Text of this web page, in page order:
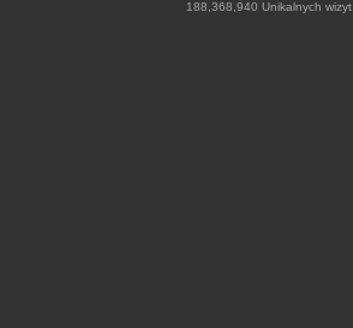
188,368,940 Unikalnych wizyt